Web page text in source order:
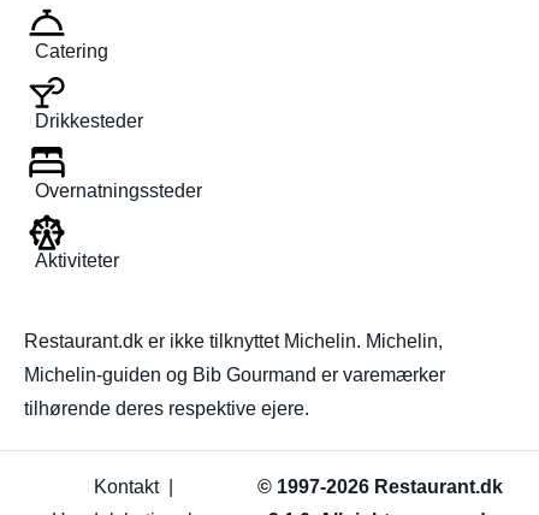
Catering
Drikkesteder
Overnatningssteder
Aktiviteter
Restaurant.dk er ikke tilknyttet Michelin. Michelin,
Michelin-guiden og Bib Gourmand er varemærker
tilhørende deres respektive ejere.
© 1997-2026 Restaurant.dk
Kontakt|